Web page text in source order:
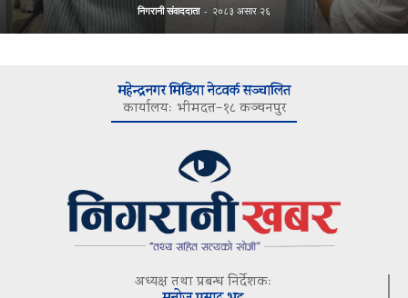
निगरानी संवाददाता - २०८३ असार २६
महेन्द्रनगर मिडिया नेटवर्क सञ्चालित
कार्यालयः भीमदत्त–१८ कञ्चनपुर
अध्यक्ष तथा प्रबन्ध निर्देशकः